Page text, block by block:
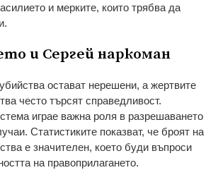
и мерките, които трябва да
и Сергей наркоман
остават нерешени, а жертвите
често търсят справедливост.
играе важна роля в разрешаването
Статистиките показват, че броят на
е значителен, което буди въпроси
на правоприлагането.